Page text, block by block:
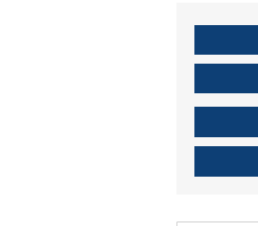
キーレックスを品番からお探しいただけま
取
お